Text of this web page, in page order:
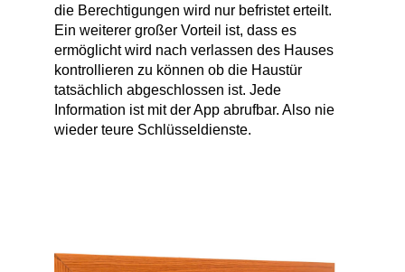
die Berechtigungen wird nur befristet erteilt.
Ein weiterer großer Vorteil ist, dass es
ermöglicht wird nach verlassen des Hauses
kontrollieren zu können ob die Haustür
tatsächlich abgeschlossen ist. Jede
Information ist mit der App abrufbar. Also nie
wieder teure Schlüsseldienste.